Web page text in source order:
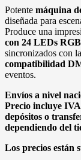
Potente máquina
diseñada para
Produce una
con 24 LEDs RGB
sincronizados con
compatibilidad
eventos.
Envíos a nivel
Precio incluye
depósitos o
dependiendo del
Los precios están